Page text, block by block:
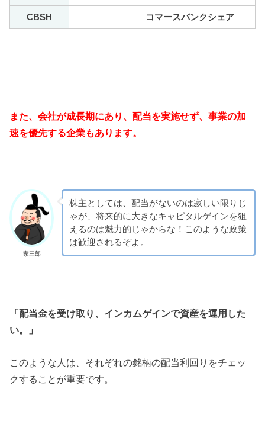
CBSH コマースバンクシェア
また、会社が成長期にあり、配当を実施せず、事業の加
速を優先する企業もあります。
家三郎
株主としては、配当がないのは寂しい限りじ
ゃが、将来的に大きなキャピタルゲインを狙
えるのは魅力的じゃからな！このような政策
は歓迎されるぞよ。
「配当金を受け取り、インカムゲインで資産を運用した
い。」
このような人は、それぞれの銘柄の配当利回りをチェッ
クすることが重要です。